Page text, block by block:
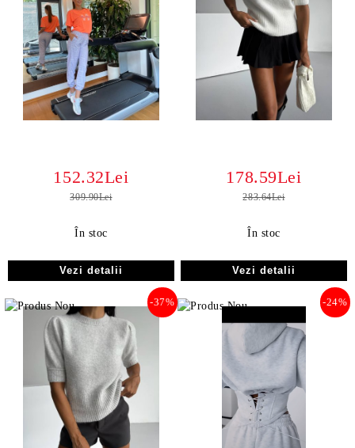
152.32Lei
309.90Lei
În stoc
Vezi detalii
178.59Lei
283.64Lei
În stoc
Vezi detalii
-37% -24%